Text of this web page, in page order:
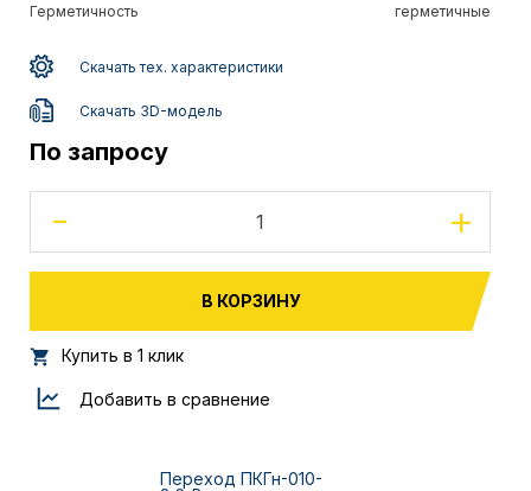
Герметичность герметичные
Скачать тех. характеристики
Скачать 3D-модель
По запросу
- +
В КОРЗИНУ
Купить в 1 клик
Добавить в сравнение
Переход ПКГн-010-